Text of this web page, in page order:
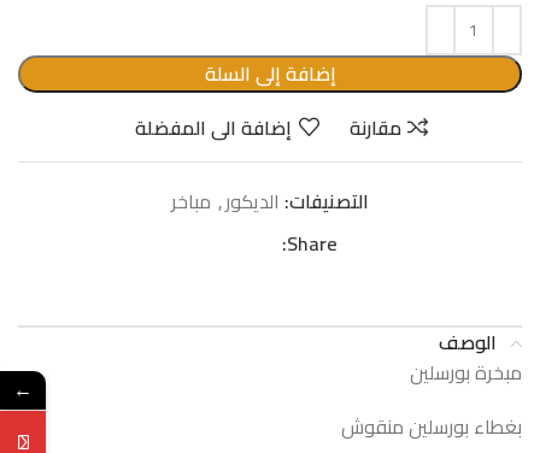
إضافة إلى السلة
مقارنة
إضافة الى المفضلة
التصنيفات: الدیكور, مباخر
Share:
الوصف
مبخرة بورسلين
بغطاء بورسلين منقوش
←